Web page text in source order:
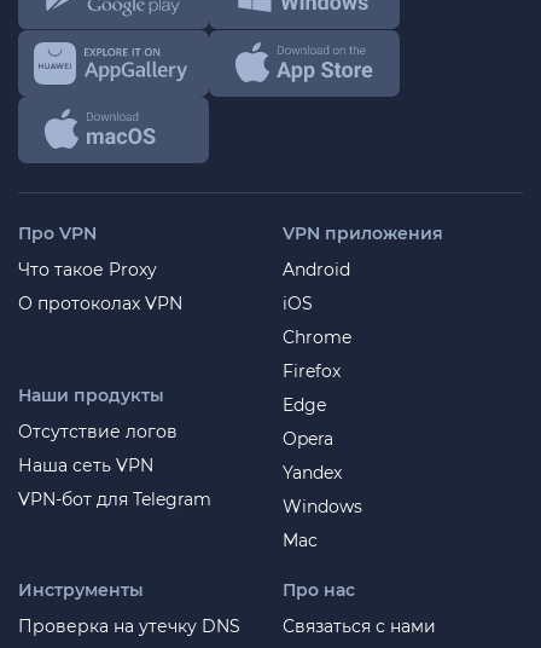
Про VPN
Что такое Proxy
О протоколах VPN
Наши продукты
Отсутствие логов
Наша сеть VPN
VPN-бот для Telegram
VPN приложения
Android
iOS
Chrome
Firefox
Edge
Opera
Yandex
Windows
Mac
Про нас
Связаться с нами
Инструменты
Проверка на утечку DNS